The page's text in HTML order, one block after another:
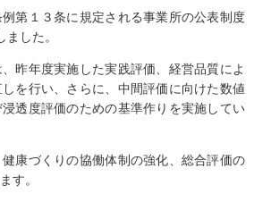
第１３条に規定される事業所の公表制度
した。
昨年度実施した実践評価、経営品質によ
を行い、さらに、中間評価に向けた数値
透度評価のための基準作りを実施してい
康づくりの協働体制の強化、総合評価の
す。